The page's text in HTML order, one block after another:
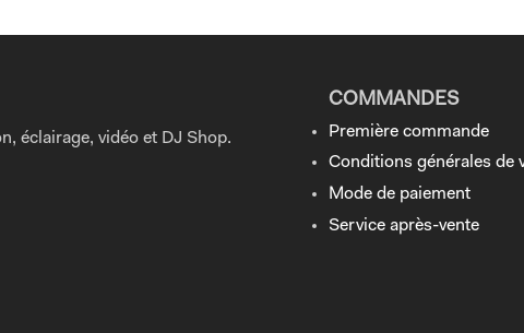
éclairage, vidéo et DJ Shop.
COMMANDES
Première commande
Conditions générales de
Mode de paiement
Service après-vente